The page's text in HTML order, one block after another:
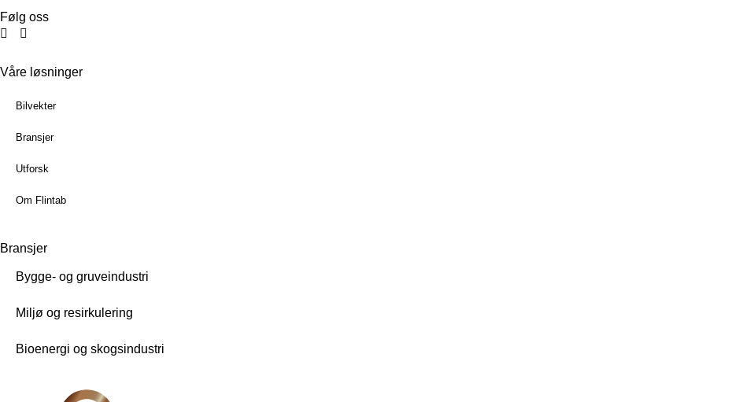
Følg oss
Våre løsninger
Bilvekter
Bransjer
Utforsk
Om Flintab
Bransjer
Bygge- og gruveindustri
Miljø og resirkulering
Bioenergi og skogsindustri